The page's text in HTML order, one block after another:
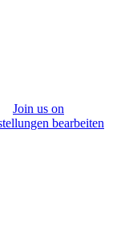
Join us on
bearbeiten